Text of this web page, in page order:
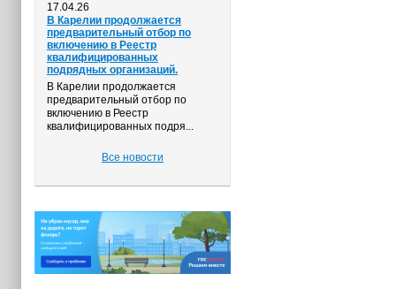
17.04.26
В Карелии продолжается
предварительный отбор по
включению в Реестр
квалифицированных
подрядных организаций.
В Карелии продолжается
предварительный отбор по
включению в Реестр
квалифицированных подря...
Все новости